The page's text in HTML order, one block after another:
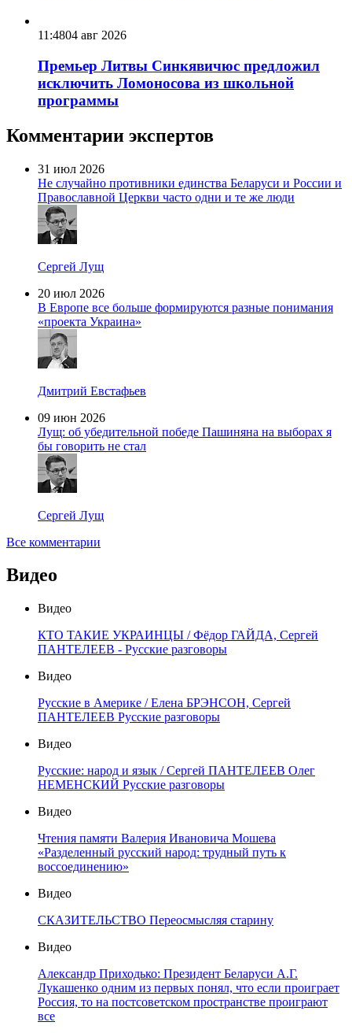
11:4804 авг 2026
Премьер Литвы Синкявичюс предложил
исключить Ломоносова из школьной
программы
Комментарии экспертов
31 июл 2026
Не случайно противники единства Беларуси и России и
Православной Церкви часто одни и те же люди
Сергей Лущ
20 июл 2026
В Европе все больше формируются разные понимания
«проекта Украина»
Дмитрий Евстафьев
09 июн 2026
Лущ: об убедительной победе Пашиняна на выборах я
бы говорить не стал
Сергей Лущ
Все комментарии
Видео
Видео
КТО ТАКИЕ УКРАИНЦЫ / Фёдор ГАЙДА, Сергей
ПАНТЕЛЕЕВ - Русские разговоры
Видео
Русские в Америке / Елена БРЭНСОН, Сергей
ПАНТЕЛЕЕВ Русские разговоры
Видео
Русские: народ и язык / Сергей ПАНТЕЛЕЕВ Олег
НЕМЕНСКИЙ Русские разговоры
Видео
Чтения памяти Валерия Ивановича Мошева
«Разделенный русский народ: трудный путь к
воссоединению»
Видео
СКАЗИТЕЛЬСТВО Переосмысляя старину
Видео
Александр Приходько: Президент Беларуси А.Г.
Лукашенко одним из первых понял, что если проиграет
Россия, то на постсоветском пространстве проиграют
все